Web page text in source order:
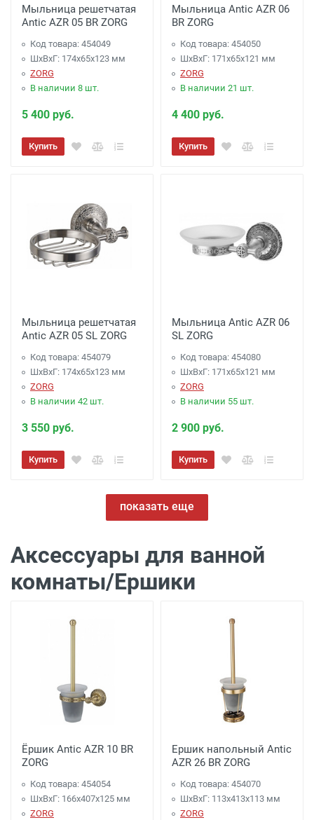
Мыльница решетчатая
Antic AZR 05 BR ZORG
Код товара: 454049
ШхВхГ: 174х65х123 мм
ZORG
В наличии 8 шт.
5 400 руб.
Купить
Мыльница Antic AZR 06
BR ZORG
Код товара: 454050
ШхВхГ: 171х65х121 мм
ZORG
В наличии 21 шт.
4 400 руб.
Купить
Мыльница решетчатая
Antic AZR 05 SL ZORG
Код товара: 454079
ШхВхГ: 174х65х123 мм
ZORG
В наличии 42 шт.
3 550 руб.
Купить
Мыльница Antic AZR 06
SL ZORG
Код товара: 454080
ШхВхГ: 171х65х121 мм
ZORG
В наличии 55 шт.
2 900 руб.
Купить
показать еще
Аксессуары для ванной
комнаты/Ершики
Ёршик Antic AZR 10 BR
ZORG
Код товара: 454054
ШхВхГ: 166х407х125 мм
ZORG
Ершик напольный Antic
AZR 26 BR ZORG
Код товара: 454070
ШхВхГ: 113х413х113 мм
ZORG